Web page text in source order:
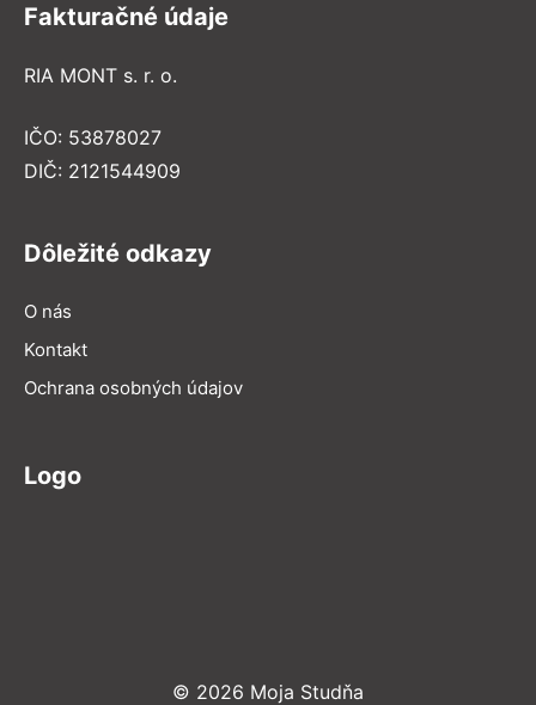
Fakturačné údaje
RIA MONT s. r. o.
IČO: 53878027
DIČ: 2121544909
Dôležité odkazy
O nás
Kontakt
Ochrana osobných údajov
Logo
© 2026 Moja Studňa